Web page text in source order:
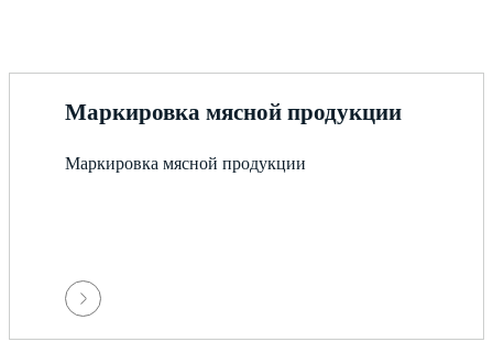
Маркировка мясной продукции
Маркировка мясной продукции